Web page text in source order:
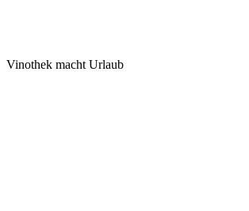
Vinothek macht Urlaub